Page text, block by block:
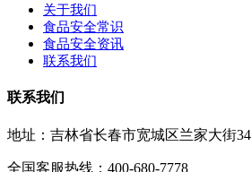
关于我们
食品安全常识
食品安全资讯
联系我们
联系我们
地址：吉林省长春市宽城区兰家大街
全国客服热线：400-680-7778